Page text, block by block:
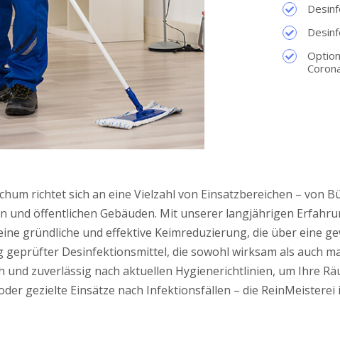
richtet sich an eine Vielzahl von Einsatzbereichen – von
und öffentlichen Gebäuden. Mit unserer langjährigen
gründliche und effektive Keimreduzierung, die über eine
geprüfter Desinfektionsmittel, die sowohl wirksam als auch
zuverlässig nach aktuellen Hygienerichtlinien, um Ihre
gezielte Einsätze nach Infektionsfällen – die